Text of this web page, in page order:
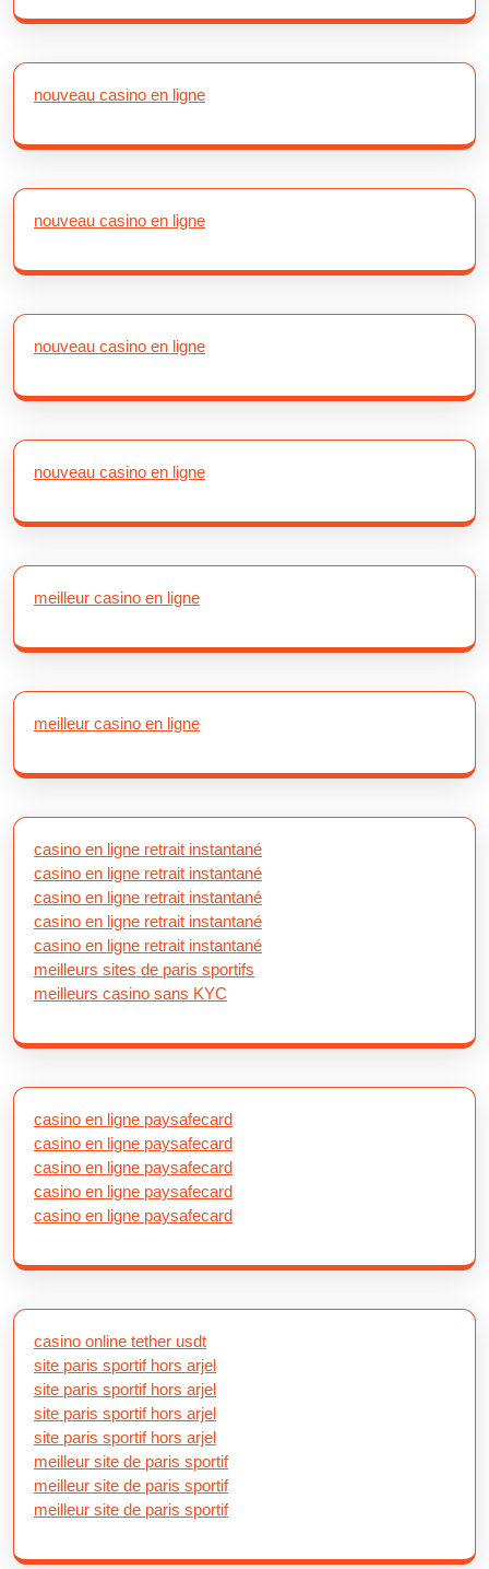
nouveau casino en ligne
nouveau casino en ligne
nouveau casino en ligne
nouveau casino en ligne
meilleur casino en ligne
meilleur casino en ligne
casino en ligne retrait instantané
casino en ligne retrait instantané
casino en ligne retrait instantané
casino en ligne retrait instantané
casino en ligne retrait instantané
meilleurs sites de paris sportifs
meilleurs casino sans KYC
casino en ligne paysafecard
casino en ligne paysafecard
casino en ligne paysafecard
casino en ligne paysafecard
casino en ligne paysafecard
casino online tether usdt
site paris sportif hors arjel
site paris sportif hors arjel
site paris sportif hors arjel
site paris sportif hors arjel
meilleur site de paris sportif
meilleur site de paris sportif
meilleur site de paris sportif